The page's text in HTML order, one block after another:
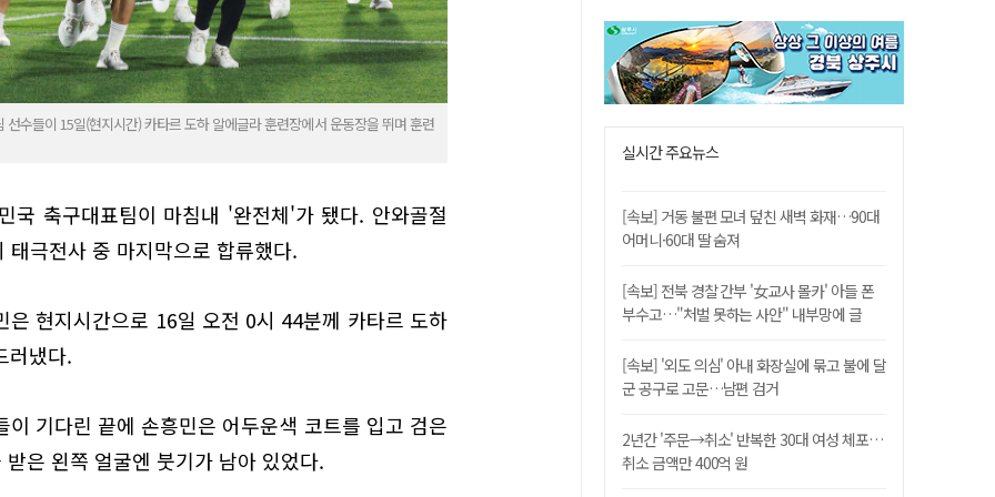
수들이 15일(현지시간) 카타르 도하 알에글라 훈련장에서 운동장을 뛰며 훈련
국 축구대표팀이 마침내 '완전체'가 됐다. 안와골절
극전사 중 마지막으로 합류했다.
은 현지시간으로 16일 오전 0시 44분께 카타르 도하
러냈다.
기다린 끝에 손흥민은 어두운색 코트를 입고 검은
은 왼쪽 얼굴엔 붓기가 남아 있었다.
실시간 주요뉴스
[속보] 거동 불편 모녀 덮친 새벽 화재…90대
어머니·60대 딸 숨져
[속보] 전북 경찰 간부 '女교사 몰카' 아들 폰
부수고…"처벌 못하는 사안" 내부망에 글
[속보] '외도 의심' 아내 화장실에 묶고 불에 달
군 공구로 고문…남편 검거
2년간 '주문→취소' 반복한 30대 여성 체포…
취소 금액만 400억 원